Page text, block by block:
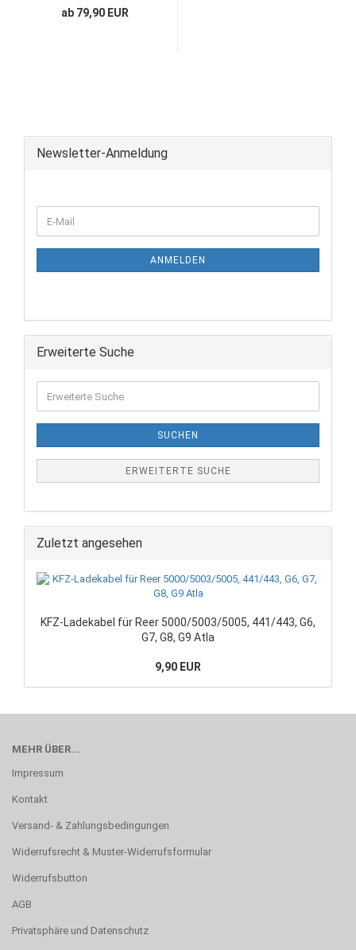
ab 79,90 EUR
Newsletter-Anmeldung
ANMELDEN
Erweiterte Suche
SUCHEN
ERWEITERTE SUCHE
Zuletzt angesehen
KFZ-Ladekabel für Reer 5000/5003/5005, 441/443, G6,
G7, G8, G9 Atla
9,90 EUR
MEHR ÜBER...
Impressum
Kontakt
Versand- & Zahlungsbedingungen
Widerrufsrecht & Muster-Widerrufsformular
Widerrufsbutton
AGB
Privatsphäre und Datenschutz